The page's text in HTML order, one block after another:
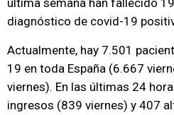
última semana han fallecido
diagnóstico de covid-19
Actualmente, hay 7.501
19 en toda España (6.667
viernes). En las últimas 24
ingresos (839 viernes) y 407